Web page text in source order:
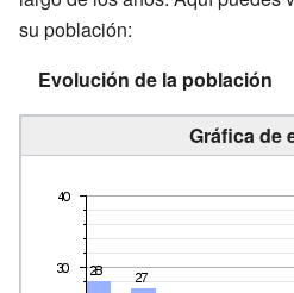
su población:
Evolución de la población
Gráfica de